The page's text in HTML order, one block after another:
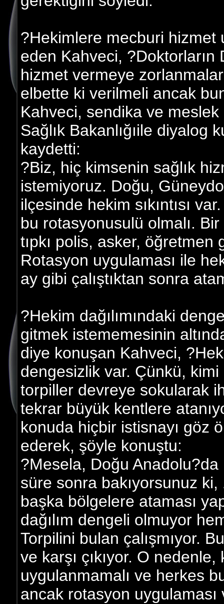
?Hekimlere mecburi hizmet
eden Kahveci,
hizmet vermeye
elbette ki verilmeli ancak
Kahveci, sendika ve
Sağlık Bakanlığıile diyalog
kaydetti:
?Biz, hiç kimsenin sağlık
istemiyoruz. Doğu,
ilçesinde hekim sıkıntısı
bu rotasyonusulü olmalı.
tıpkı polis, asker, öğretmen
Rotasyon uygulaması ile
ay gibi çalıştıktan sonra
?Hekim dağılımındaki
gitmek istememesinin
diye konuşan Kahveci,
dengesizlik var. Çünkü,
torpiller devreye sokularak
tekrar büyük kentlere
konuda hiçbir istisnayı göz
ederek, şöyle konuştu:
?Mesela, Doğu Anadolu?da
süre sonra bakıyorsunuz
başka bölgelere ataması
dağılım dengeli olmuyor
Torpilini bulan çalışmıyor.
ve karşı çıkıyor. O
uygulanmamalı ve herkes
ancak rotasyon